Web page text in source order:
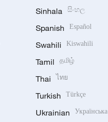
Sinhala සිංහල
Spanish Español
Swahili Kiswahili
Tamil தமிழ்
Thai ไทย
Turkish Türkçe
Ukrainian Українська